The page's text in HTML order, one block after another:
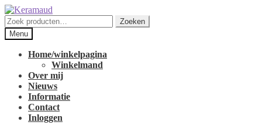
Ga
door
naar
navigatie
Ga
naar
de
inhoud
Zoeken
naar:
Zoeken
Menu
Home/winkelpagina
Winkelmand
Over mij
Nieuws
Informatie
Contact
Inloggen